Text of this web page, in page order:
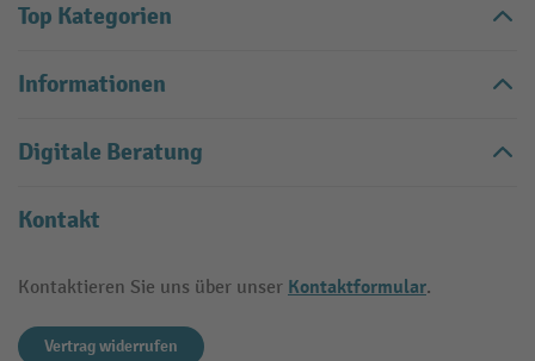
Top Kategorien
Informationen
Digitale Beratung
Kontakt
Kontaktieren Sie uns über unser Kontaktformular.
Vertrag widerrufen